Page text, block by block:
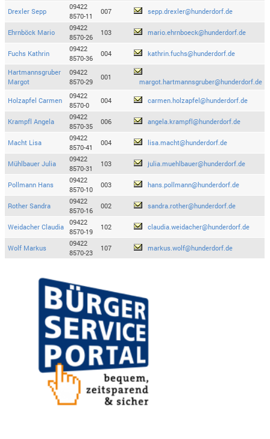
Drexler Sepp
09422
8570-11
007 sepp.drexler@hunderdorf.de
Ehrnböck Mario
09422
8570-26
103 mario.ehrnboeck@hunderdorf.de
Fuchs Kathrin
09422
8570-36
004 kathrin.fuchs@hunderdorf.de
Hartmannsgruber
Margot
09422
8570-29
001
margot.hartmannsgruber@hunderdorf.de
Holzapfel Carmen
09422
8570-0
004 carmen.holzapfel@hunderdorf.de
Krampfl Angela
09422
8570-35
006 angela.krampfl@hunderdorf.de
Macht Lisa
09422
8570-41
004 lisa.macht@hunderdorf.de
Mühlbauer Julia
09422
8570-31
103 julia.muehlbauer@hunderdorf.de
Pollmann Hans
09422
8570-10
003 hans.pollmann@hunderdorf.de
Rother Sandra
09422
8570-16
002 sandra.rother@hunderdorf.de
Weidacher Claudia
09422
8570-19
102 claudia.weidacher@hunderdorf.de
Wolf Markus
09422
8570-23
107 markus.wolf@hunderdorf.de